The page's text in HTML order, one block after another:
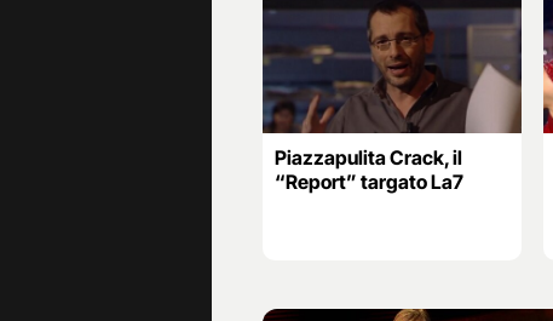
Piazzapulita Crack, il
“Report” targato La7